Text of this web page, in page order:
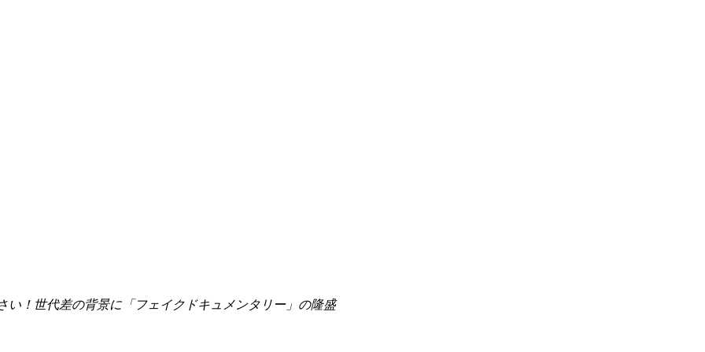
！世代差の背景に「フェイクドキュメンタリー」の隆盛